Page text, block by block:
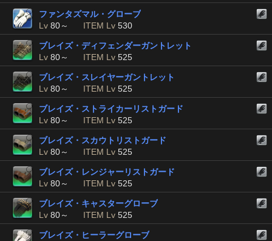
ファンタズマル・グローブ
Lv 80～ ITEM Lv 530
ブレイズ・ディフェンダーガントレット
Lv 80～ ITEM Lv 525
ブレイズ・スレイヤーガントレット
Lv 80～ ITEM Lv 525
ブレイズ・ストライカーリストガード
Lv 80～ ITEM Lv 525
ブレイズ・スカウトリストガード
Lv 80～ ITEM Lv 525
ブレイズ・レンジャーリストガード
Lv 80～ ITEM Lv 525
ブレイズ・キャスターグローブ
Lv 80～ ITEM Lv 525
ブレイズ・ヒーラーグローブ